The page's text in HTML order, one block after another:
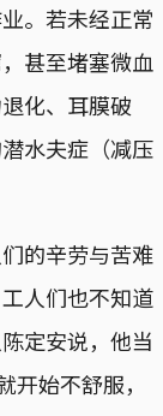
。若未经正常
甚至堵塞微血
化、耳膜破
水夫症（减压
的辛劳与苦难
人们也不知道
定安说，他当
始不舒服，